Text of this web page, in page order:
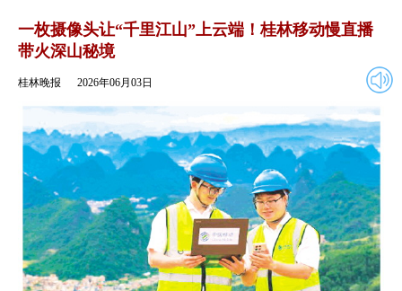
2026年06月03日
一枚摄像头让“千里江山”上云端！桂林移动慢直播
带火深山秘境
桂林晚报 2026年06月03日